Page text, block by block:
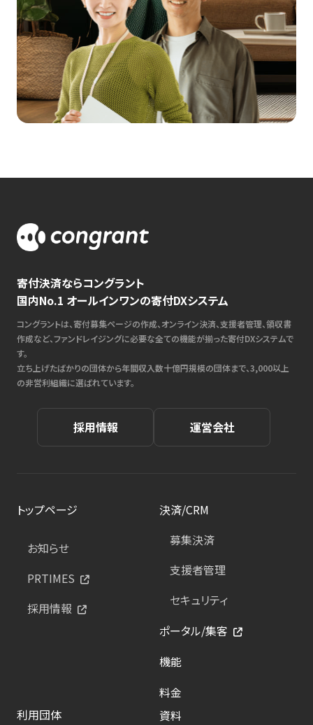
寄付決済ならコングラント
国内No.1 オールインワンの寄付DXシステム
コングラントは、寄付募集ページの作成、オンライン決済、支援者管理、領収書
作成など、ファンドレイジングに必要な全ての機能が揃った寄付DXシステムで
す。
立ち上げたばかりの団体から年間収入数十億円規模の団体まで、3,000以上
の非営利組織に選ばれています。
採用情報 運営会社
トップページ
お知らせ
PRTIMES
採用情報
決済/CRM
募集決済
支援者管理
セキュリティ
ポータル/集客
機能
料金
利用団体
資料